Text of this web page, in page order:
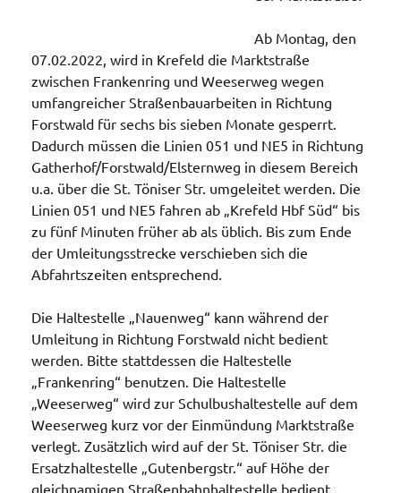
Ab Montag, den
07.02.2022, wird in Krefeld die Marktstraße
zwischen Frankenring und Weeserweg wegen
umfangreicher Straßenbauarbeiten in Richtung
Forstwald für sechs bis sieben Monate gesperrt.
Dadurch müssen die Linien 051 und NE5 in Richtung
Gatherhof/Forstwald/Elsternweg in diesem Bereich
u.a. über die St. Töniser Str. umgeleitet werden. Die
Linien 051 und NE5 fahren ab „Krefeld Hbf Süd“ bis
zu fünf Minuten früher ab als üblich. Bis zum Ende
der Umleitungsstrecke verschieben sich die
Abfahrtszeiten entsprechend.
Die Haltestelle „Nauenweg“ kann während der
Umleitung in Richtung Forstwald nicht bedient
werden. Bitte stattdessen die Haltestelle
„Frankenring“ benutzen. Die Haltestelle
„Weeserweg“ wird zur Schulbushaltestelle auf dem
Weeserweg kurz vor der Einmündung Marktstraße
verlegt. Zusätzlich wird auf der St. Töniser Str. die
Ersatzhaltestelle „Gutenbergstr.“ auf Höhe der
gleichnamigen Straßenbahnhaltestelle bedient.